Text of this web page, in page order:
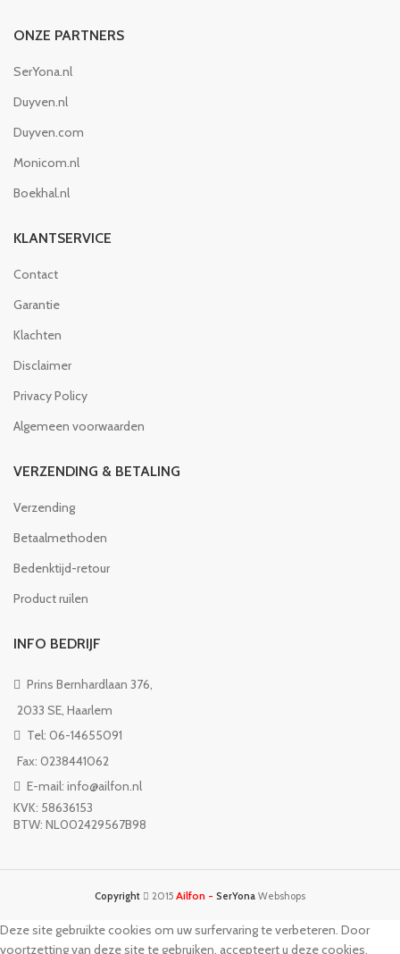
ONZE PARTNERS
SerYona.nl
Duyven.nl
Duyven.com
Monicom.nl
Boekhal.nl
KLANTSERVICE
Contact
Garantie
Klachten
Disclaimer
Privacy Policy
Algemeen voorwaarden
VERZENDING & BETALING
Verzending
Betaalmethoden
Bedenktijd-retour
Product ruilen
INFO BEDRIJF
Prins Bernhardlaan 376,
2033 SE, Haarlem
Tel: 06-14655091
Fax: 0238441062
E-mail: info@ailfon.nl
KVK: 58636153
BTW: NL002429567B98
Copyright 2015 Ailfon - SerYona Webshops
Deze site gebruikte cookies om uw surfervaring te verbeteren. Door
voortzetting van deze site te gebruiken, accepteert u deze cookies.